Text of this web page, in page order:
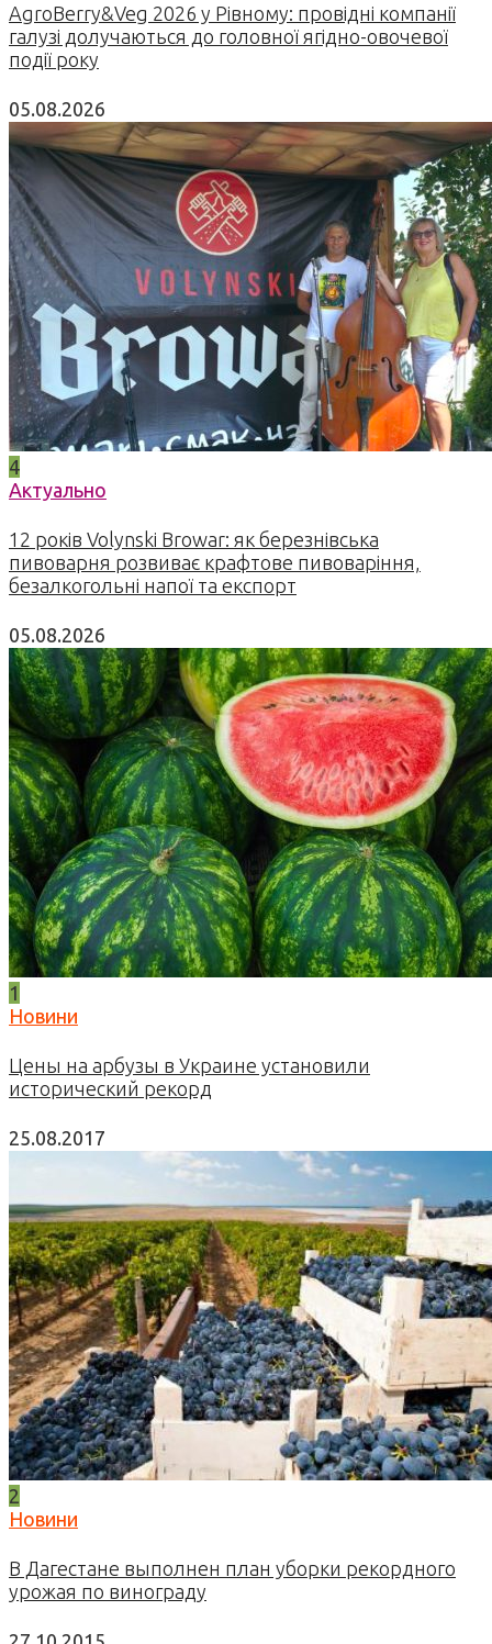
AgroBerry&Veg 2026 у Рівному: провідні компанії
галузі долучаються до головної ягідно-овочевої
події року
05.08.2026
4
Актуально
12 років Volynski Browar: як березнівська
пивоварня розвиває крафтове пивоваріння,
безалкогольні напої та експорт
05.08.2026
1
Новини
Цены на арбузы в Украине установили
исторический рекорд
25.08.2017
2
Новини
В Дагестане выполнен план уборки рекордного
урожая по винограду